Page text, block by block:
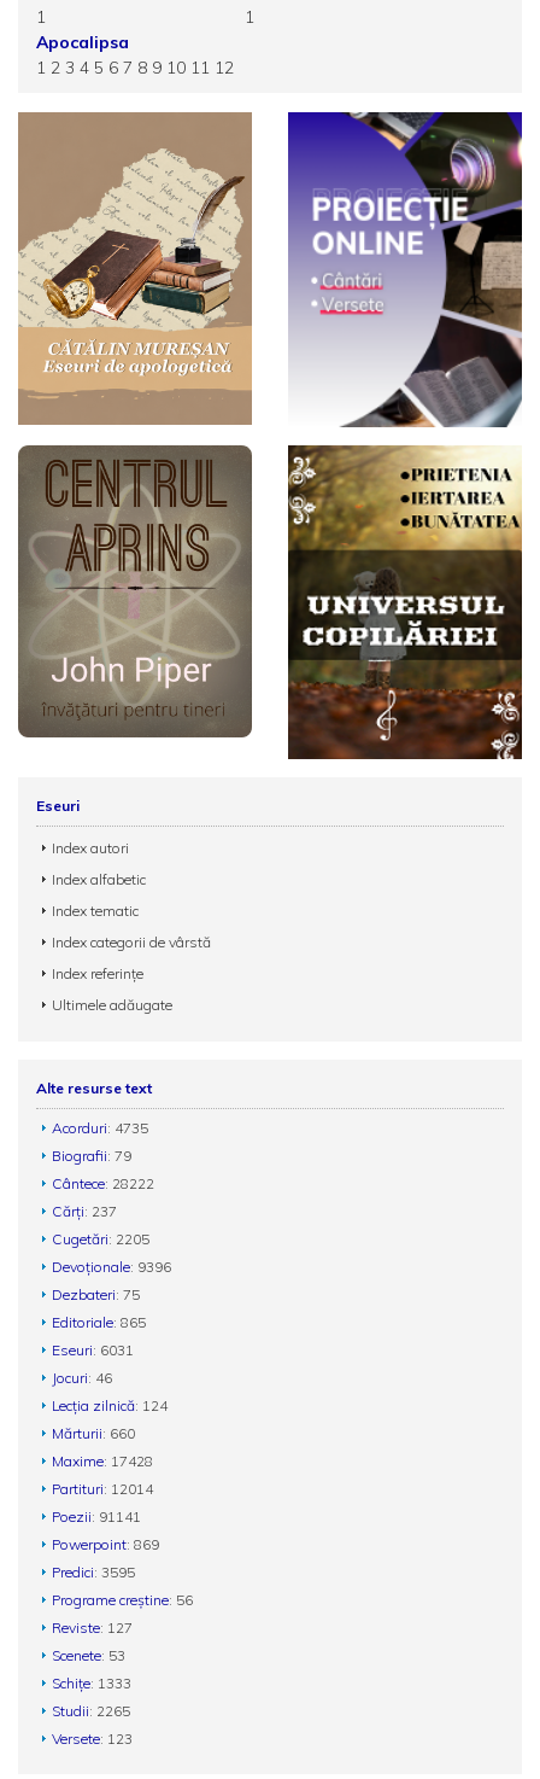
1
1
Apocalipsa
1 2 3 4 5 6 7 8 9 10 11 12
Eseuri
Index autori
Index alfabetic
Index tematic
Index categorii de vârstă
Index referințe
Ultimele adăugate
Alte resurse text
Acorduri: 4735
Biografii: 79
Cântece: 28222
Cărți: 237
Cugetări: 2205
Devoționale: 9396
Dezbateri: 75
Editoriale: 865
Eseuri: 6031
Jocuri: 46
Lecția zilnică: 124
Mărturii: 660
Maxime: 17428
Partituri: 12014
Poezii: 91141
Powerpoint: 869
Predici: 3595
Programe creștine: 56
Reviste: 127
Scenete: 53
Schițe: 1333
Studii: 2265
Versete: 123